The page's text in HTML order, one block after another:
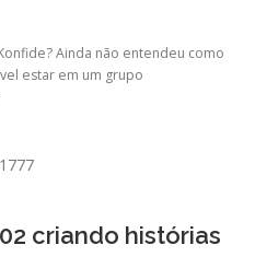
Ainda não entendeu como
estar em um grupo
criando histórias